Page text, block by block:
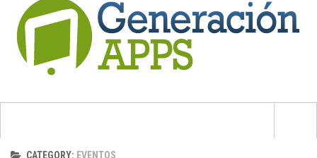
Envíanos tu app
AppsCATEGORY: EVENTOS